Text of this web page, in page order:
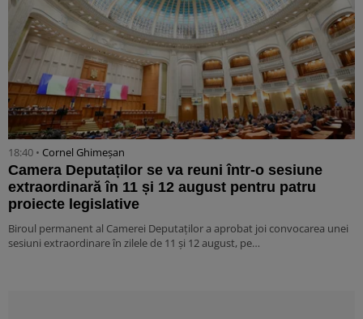
18:40 • Cornel Ghimeșan
Camera Deputaților se va reuni într-o sesiune
extraordinară în 11 și 12 august pentru patru
proiecte legislative
Biroul permanent al Camerei Deputaților a aprobat joi convocarea unei
sesiuni extraordinare în zilele de 11 și 12 august, pe…